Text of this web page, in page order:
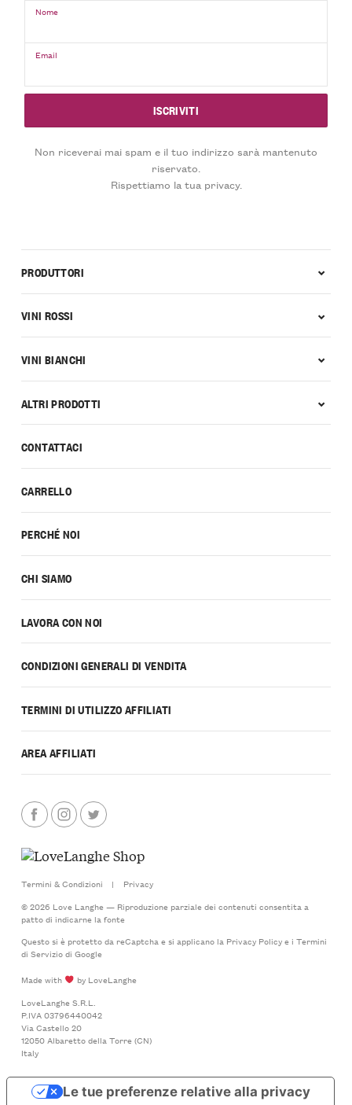
Nome
Email
Non riceverai mai spam e il tuo indirizzo sarà mantenuto
riservato.
Rispettiamo la tua privacy.
CONTATTACI
CARRELLO
PERCHÉ NOI
CHI SIAMO
LAVORA CON NOI
CONDIZIONI GENERALI DI VENDITA
TERMINI DI UTILIZZO AFFILIATI
AREA AFFILIATI
PRODUTTORI
VINI ROSSI
VINI BIANCHI
ALTRI PRODOTTI
Termini & Condizioni |
Privacy
© 2026 Love Langhe — Riproduzione parziale dei contenuti consentita a
patto di indicarne la fonte
Questo si è protetto da reCaptcha e si applicano la Privacy Policye i Termini
di Serviziodi Google
Made with
by LoveLanghe
LoveLanghe S.R.L.
P.IVA 03796440042
Via Castello 20
12050 Albaretto della Torre (CN)
Italy
Le tue preferenze relative alla privacy